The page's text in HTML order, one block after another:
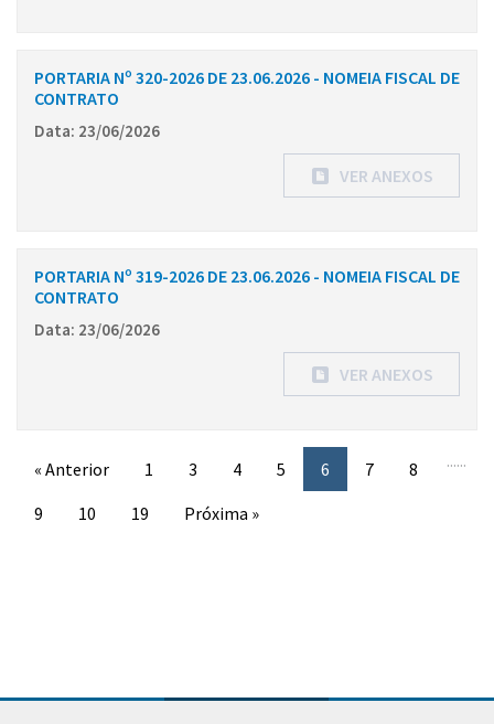
PORTARIA Nº 320-2026 DE 23.06.2026 - NOMEIA FISCAL DE
CONTRATO
Data: 23/06/2026
VER ANEXOS
PORTARIA Nº 319-2026 DE 23.06.2026 - NOMEIA FISCAL DE
CONTRATO
Data: 23/06/2026
VER ANEXOS
« Anterior 1 ...
3 4 5 6 7
8
9
10
...
19
Próxima »